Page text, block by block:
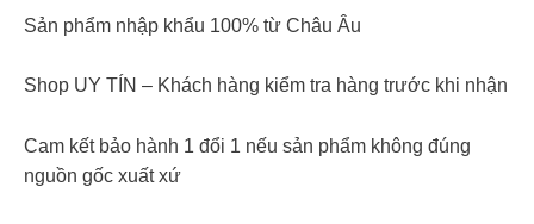
Sản phẩm nhập khẩu 100% từ Châu Âu
Shop UY TÍN – Khách hàng kiểm tra hàng trước khi nhận
Cam kết bảo hành 1 đổi 1 nếu sản phẩm không đúng
nguồn gốc xuất xứ